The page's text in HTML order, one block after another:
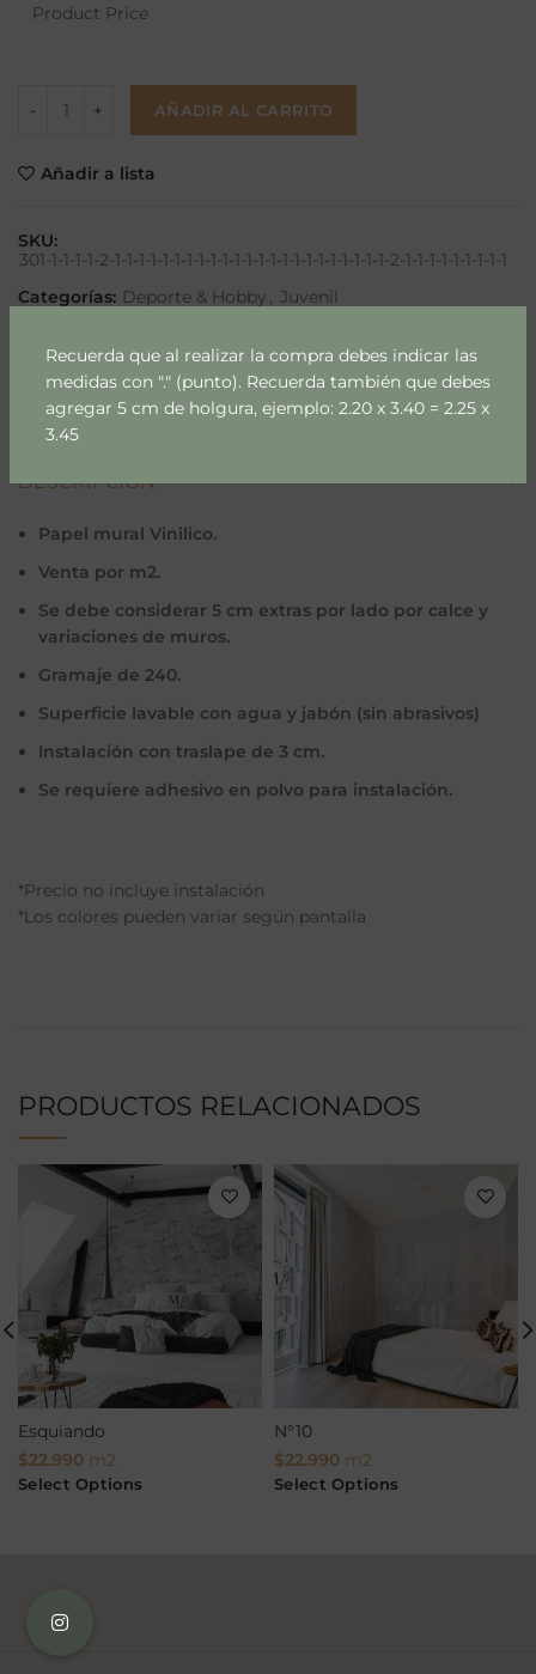
Recuerda que al realizar la compra debes indicar las
medidas con "." (punto). Recuerda también que debes
agregar 5 cm de holgura, ejemplo: 2.20 x 3.40 = 2.25 x
3.45
Product Price
AÑADIR AL CARRITO
Añadir a lista
SKU:
301-1-1-1-1-2-1-1-1-1-1-1-1-1-1-1-1-1-1-1-1-1-1-1-1-1-1-1-1-2-1-1-1-1-1-1-1-1-1
Categorías: Deporte & Hobby , Juvenil
Compartir
DESCRIPCIÓN
Papel mural Vinilico.
Venta por m2.
Se debe considerar 5 cm extras por lado por calce y
variaciones de muros.
Gramaje de 240.
Superficie lavable con agua y jabón (sin abrasivos)
Instalación con traslape de 3 cm.
Se requiere adhesivo en polvo para instalación.
*Precio no incluye instalación
*Los colores pueden variar según pantalla
PRODUCTOS RELACIONADOS
Esquiando
$22.990 m2
Select Options
N°10
$22.990 m2
Select Options